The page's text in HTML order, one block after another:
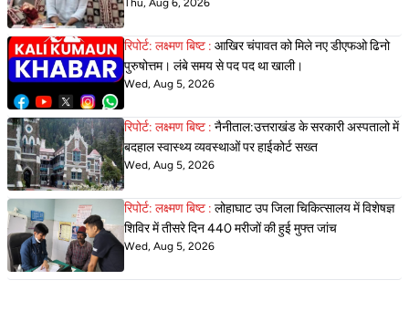
रिपोर्ट: लक्ष्मण बिष्ट : आखिर चंपावत को मिले नए डीएफओ ढिनो
पुरुषोत्तम। लंबे समय से पद पद था खाली।
Wed, Aug 5, 2026
रिपोर्ट: लक्ष्मण बिष्ट : नैनीताल:उत्तराखंड के सरकारी अस्पतालो में
बदहाल स्वास्थ्य व्यवस्थाओं पर हाईकोर्ट सख्त
Wed, Aug 5, 2026
रिपोर्ट: लक्ष्मण बिष्ट : लोहाघाट उप जिला चिकित्सालय में विशेषज्ञ
शिविर में तीसरे दिन 440 मरीजों की हुई मुफ्त जांच
Wed, Aug 5, 2026